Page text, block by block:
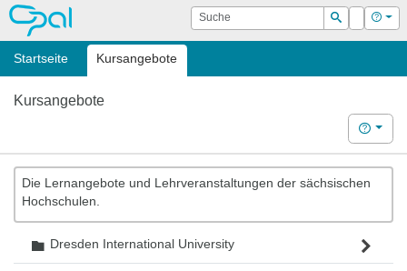
OPAL Suche
Suchen
Login Hilfe
Startseite Kursangebote
Kursangebote
Hilfe
Die Lernangebote und Lehrveranstaltungen der sächsischen
Hochschulen.
Ordner
Dresden International University